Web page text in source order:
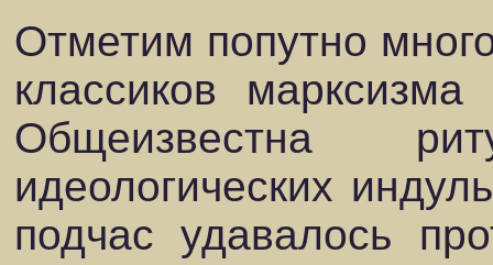
Отметим попутно
классиков
Общеизвестна
идеологических
подчас удавалось